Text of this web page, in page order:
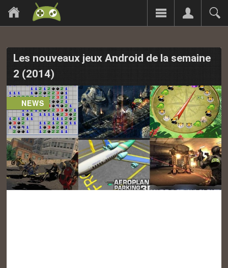
Les nouveaux jeux Android de la semaine
2 (2014)
NEWS